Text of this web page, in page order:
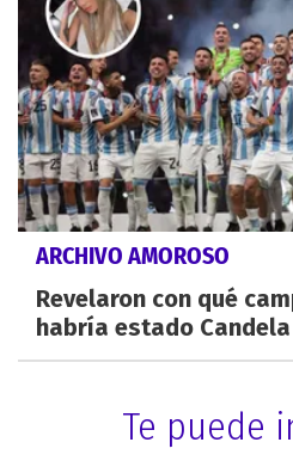
ARCHIVO AMOROSO
Revelaron con qué
habría estado
Te puede